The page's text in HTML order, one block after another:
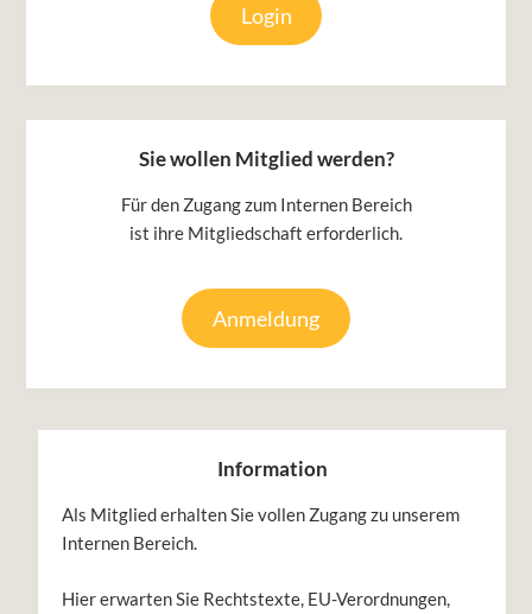
Login
Sie wollen Mitglied werden?
Für den Zugang zum Internen Bereich
ist ihre Mitgliedschaft erforderlich.
Anmeldung
Information
Als Mitglied erhalten Sie vollen Zugang zu unserem
Internen Bereich.
Hier erwarten Sie Rechtstexte, EU-Verordnungen,